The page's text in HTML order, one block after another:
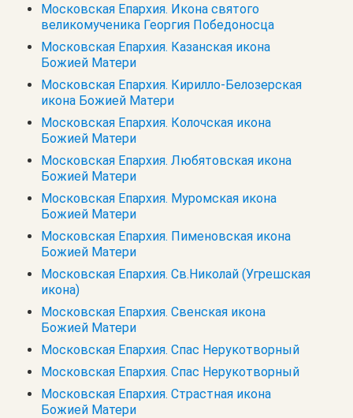
Московская Епархия. Икона святого
великомученика Георгия Победоносца
Московская Епархия. Казанская икона
Божией Матери
Московская Епархия. Кирилло-Белозерская
икона Божией Матери
Московская Епархия. Колочская икона
Божией Матери
Московская Епархия. Любятовская икона
Божией Матери
Московская Епархия. Муромская икона
Божией Матери
Московская Епархия. Пименовская икона
Божией Матери
Московская Епархия. Св.Николай (Угрешская
икона)
Московская Епархия. Свенская икона
Божией Матери
Московская Епархия. Спас Нерукотворный
Московская Епархия. Спас Нерукотворный
Московская Епархия. Страстная икона
Божией Матери